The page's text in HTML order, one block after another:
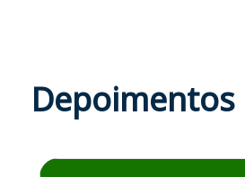
Depoimentos
Estudante José recomenda o